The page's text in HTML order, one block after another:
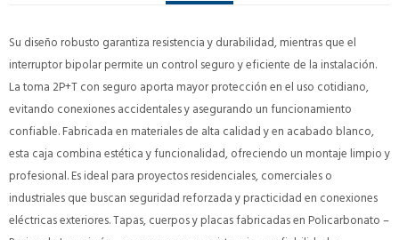
Su diseño robusto garantiza resistencia y durabilidad, mientras que el
interruptor bipolar permite un control seguro y eficiente de la instalación.
La toma 2P+T con seguro aporta mayor protección en el uso cotidiano,
evitando conexiones accidentales y asegurando un funcionamiento
confiable. Fabricada en materiales de alta calidad y en acabado blanco,
esta caja combina estética y funcionalidad, ofreciendo un montaje limpio y
profesional. Es ideal para proyectos residenciales, comerciales o
industriales que buscan seguridad reforzada y practicidad en conexiones
eléctricas exteriores. Tapas, cuerpos y placas fabricadas en Policarbonato –